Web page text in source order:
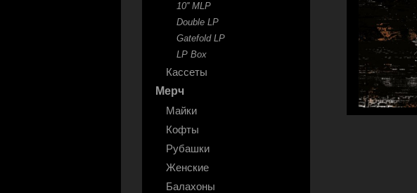
10'' MLP
Double LP
Gatefold LP
LP Box
Кассеты
Мерч
Майки
Кофты
Рубашки
Женские
Балахоны